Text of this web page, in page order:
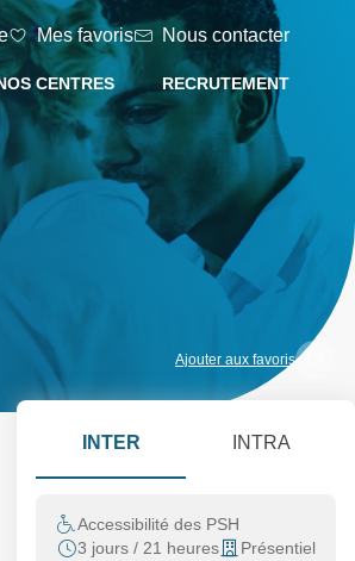
Mes favoris Nous contacter
CENTRES RECRUTEMENT
Ajouter aux favoris
INTER INTRA
Accessibilité des PSH
3 jours / 21 heures
Présentiel